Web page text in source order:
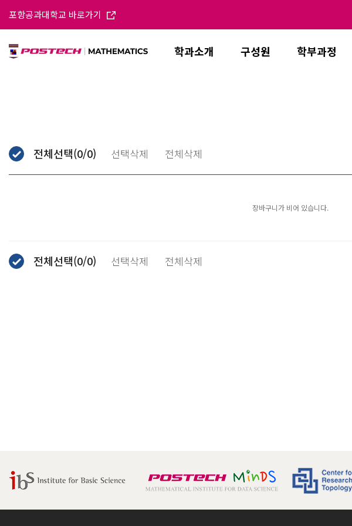
포항공과대학교 바로가기
학과소개 구성원 학부과정
전체선택(0/0) 선택삭제 전체삭제
장바구니가 비어 있습니다.
전체선택(0/0) 선택삭제 전체삭제